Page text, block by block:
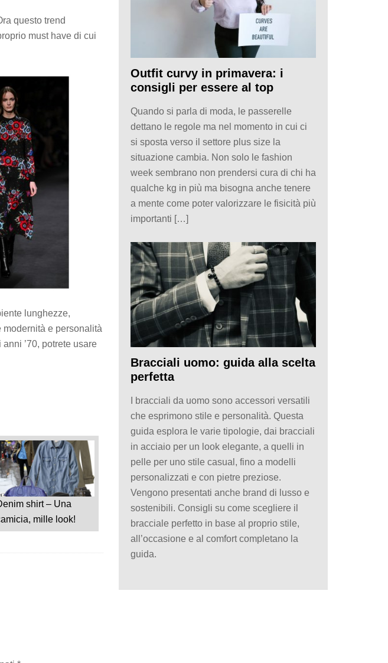
questo trend
must have di cui
lunghezze,
modernità e personalità
’70, potrete usare
shirt – Una
mille look!
Outfit curvy in primavera: i
consigli per essere al top
Quando si parla di moda, le passerelle
dettano le regole ma nel momento in cui ci
si sposta verso il settore plus size la
situazione cambia. Non solo le fashion
week sembrano non prendersi cura di chi ha
qualche kg in più ma bisogna anche tenere
a mente come poter valorizzare le fisicità più
importanti […]
Bracciali uomo: guida alla scelta
perfetta
I bracciali da uomo sono accessori versatili
che esprimono stile e personalità. Questa
guida esplora le varie tipologie, dai bracciali
in acciaio per un look elegante, a quelli in
pelle per uno stile casual, fino a modelli
personalizzati e con pietre preziose.
Vengono presentati anche brand di lusso e
sostenibili. Consigli su come scegliere il
bracciale perfetto in base al proprio stile,
all’occasione e al comfort completano la
guida.